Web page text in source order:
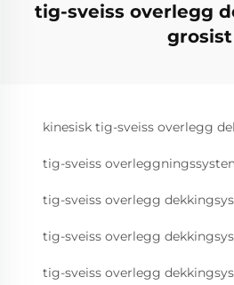
tig-sveiss overlegg
grosist
kinesisk tig-sveiss overlegg
tig-sveiss
tig-sveiss overlegg
tig-sveiss overlegg
tig-sveiss overlegg